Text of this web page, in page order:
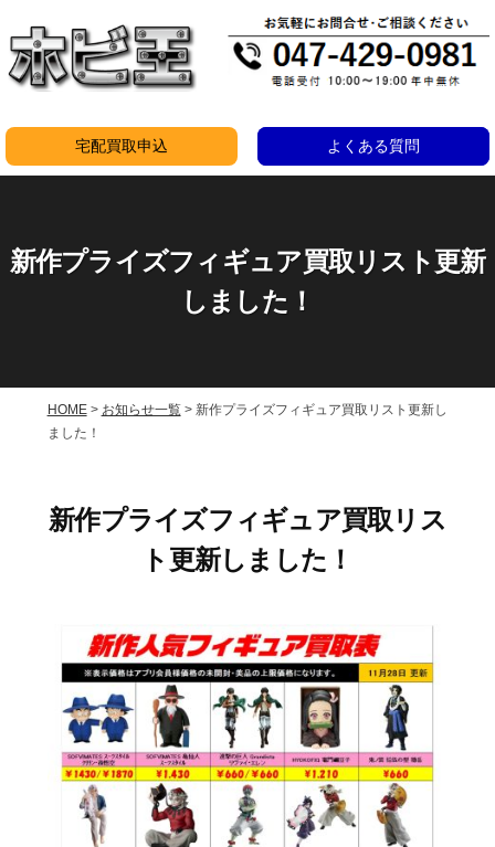
ン
テ
へ
ッ
宅配買取申込 よくある質問
新作プライズフィギュア買取リスト更新
しました！
HOME> お知らせ一覧> 新作プライズフィギュア買取リスト更新し
ました！
新作プライズフィギュア買取リス
ト更新しました！